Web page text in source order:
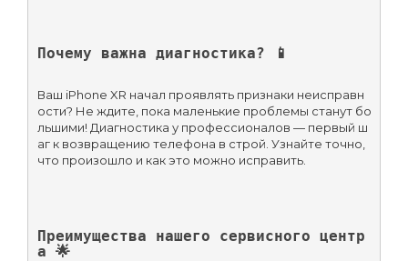
Почему важна диагностика? 📱
Ваш iPhone XR начал проявлять признаки неисправн
ости? Не ждите, пока маленькие проблемы станут бо
льшими! Диагностика у профессионалов — первый ш
аг к возвращению телефона в строй. Узнайте точно,
что произошло и как это можно исправить.
Преимущества нашего сервисного центр
а 🌟